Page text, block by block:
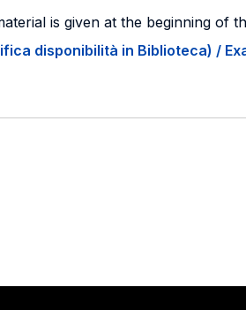
is given at the beginning of
disponibilità in Biblioteca) /